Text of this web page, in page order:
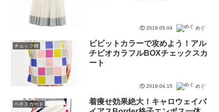
2019.05.04 めぐ
チェック柄
ビビットカラーで攻めよう！アル
チビオカラフルBOXチェックスカ
ート
2019.04.15 めぐ
ペチスカート
着痩せ効果絶大！キャロウェイバ